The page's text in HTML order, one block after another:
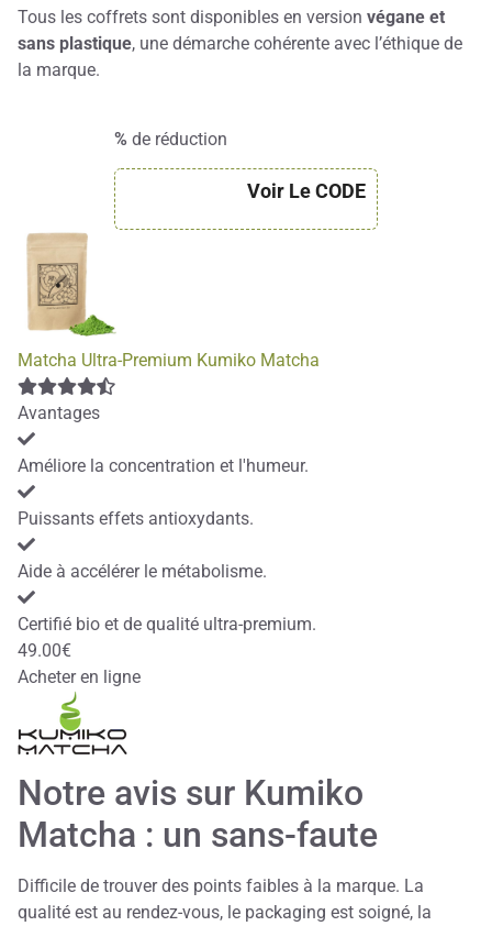
Tous les coffrets sont disponibles en version végane et
sans plastique, une démarche cohérente avec l’éthique de
la marque.
% de réduction
Voir Le CODE
Matcha Ultra-Premium Kumiko Matcha
Avantages
Améliore la concentration et l'humeur.
Puissants effets antioxydants.
Aide à accélérer le métabolisme.
Certifié bio et de qualité ultra-premium.
49.00€
Acheter en ligne
Notre avis sur Kumiko
Matcha : un sans-faute
Difficile de trouver des points faibles à la marque. La
qualité est au rendez-vous, le packaging est soigné, la